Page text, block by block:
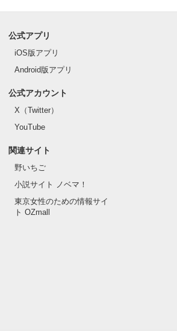
公式アプリ
iOS版アプリ
Android版アプリ
公式アカウント
X（Twitter）
YouTube
関連サイト
野いちご
小説サイト ノベマ！
東京女性のための情報サイ
ト OZmall